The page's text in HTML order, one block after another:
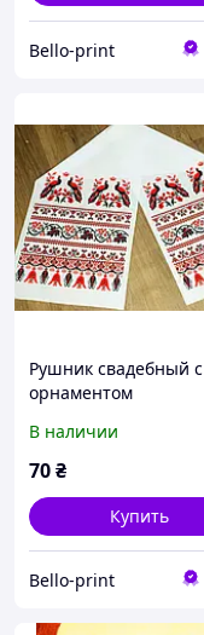
Bello-print
Рушник свадебный с
орнаментом
В наличии
70₴
Купить
Bello-print